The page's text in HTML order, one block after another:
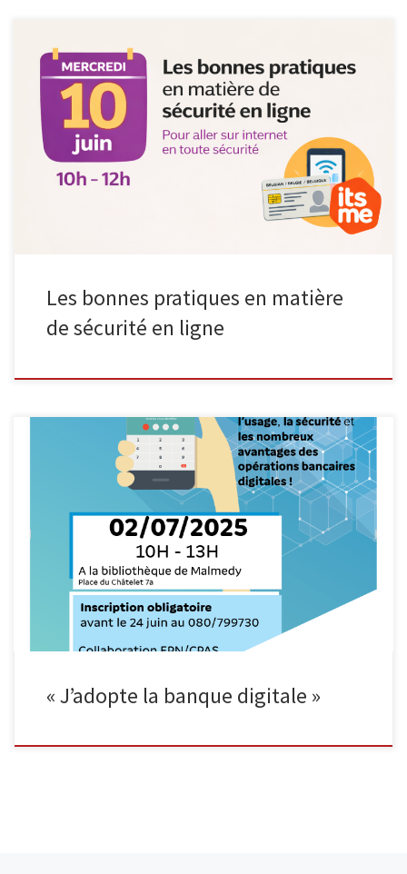
Le mercredi 10 juin 2026, de 10h à 12h, l’Espace Public
Numérique organise un atelier formatif consacré aux bonnes
pratiques en matière de sécurité en ligne, dans le cadre du cycle
Consommaverti. À l’heure où les démarches numériques et les
services en ligne font partie du quotidien, cet atelier a […]
Les bonnes pratiques en matière
de sécurité en ligne
Vous souhaitez mieux comprendre le fonctionnement de la
banque en ligne ? Vous avez des questions sur la sécurité ou les
avantages du numérique dans vos opérations bancaires ?
Rejoignez-nous le mercredi 2 juillet de 10h à 13h à la
bibliothèque de Malmedy pour un atelier gratuit intitulé «
J’adopte […]
« J’adopte la banque digitale »